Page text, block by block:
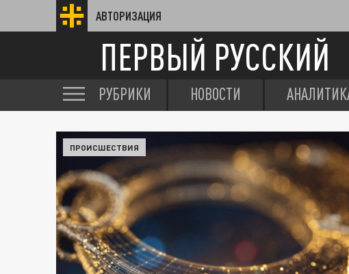
АВТОРИЗАЦИЯ
ПЕРВЫЙ РУССКИЙ
РУБРИКИ НОВОСТИ
ПРОИСШЕСТВИЯ